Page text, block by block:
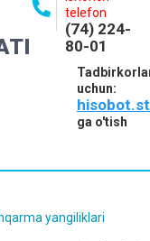
telefon
(74) 224-
80-01
uchun:
ga o'tish
yangiliklari